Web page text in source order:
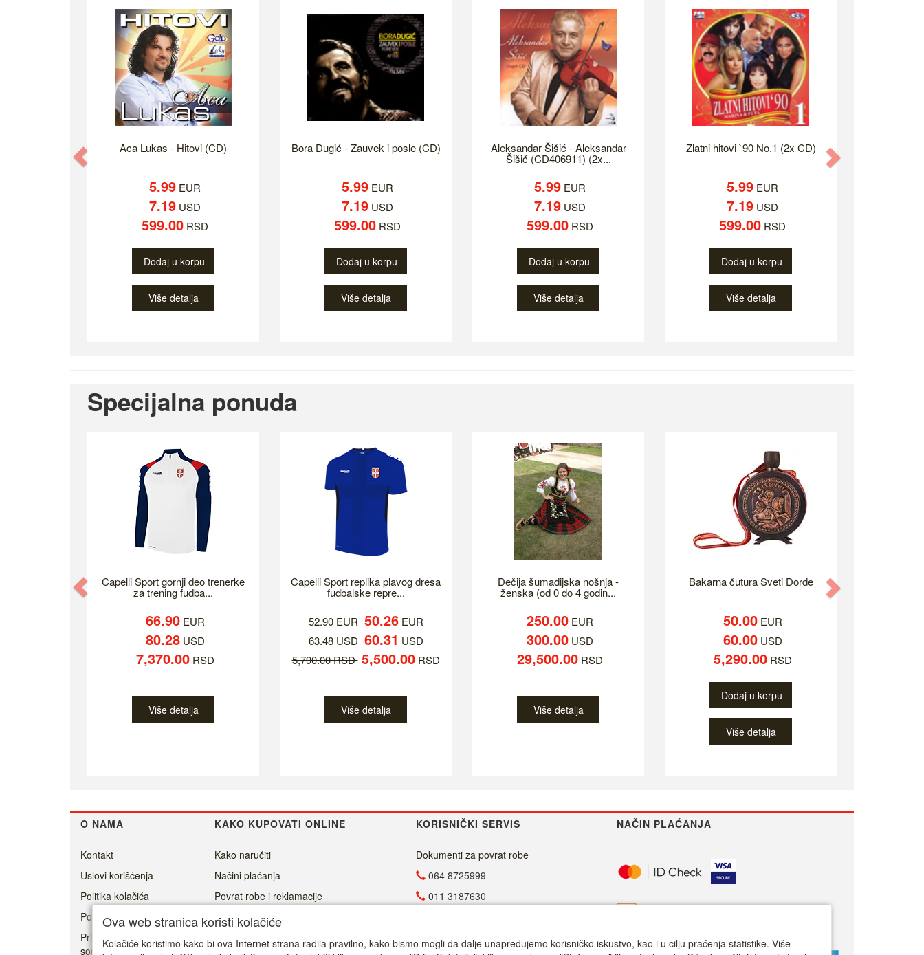
Aca Lukas - Hitovi (CD)
5.99 EUR
7.19 USD
599.00 RSD
Dodaj u korpu
Više detalja
Bora Dugić - Zauvek i posle (CD)
5.99 EUR
7.19 USD
599.00 RSD
Dodaj u korpu
Više detalja
Aleksandar Šišić - Aleksandar
Šišić (CD406911) (2x...
5.99 EUR
7.19 USD
599.00 RSD
Dodaj u korpu
Više detalja
Zlatni hitovi `90 No.1 (2x CD)
5.99 EUR
7.19 USD
599.00 RSD
Dodaj u korpu
Više detalja
Previous
Specijalna ponuda
Capelli Sport gornji deo trenerke
za trening fudba...
66.90EUR
80.28USD
7,370.00RSD
Više detalja
Capelli Sport replika plavog dresa
fudbalske repre...
52.90 EUR 50.26EUR
63.48 USD 60.31 USD
5,790.00 RSD 5,500.00RSD
Više detalja
Dečija šumadijska nošnja -
ženska (od 0 do 4 godin...
250.00 EUR
300.00 USD
29,500.00 RSD
Više detalja
Bakarna čutura Sveti Đorde
50.00EUR
60.00USD
5,290.00RSD
Dodaj u korpu
Više detalja
Previous
O NAMA KAKO KUPOVATI ONLINE KORISNIČKI SERVIS NAČIN PLAĆANJA
Kontakt
Uslovi korišćenja
Politika kolačića
Politika privatnosti
Prisoner's Dilemma -
social game
Kako naručiti
Načini plaćanja
Povrat robe i reklamacije
Isporuka
Dokumenti za povrat robe
064 8725999
011 3187630
info@malasrpskaprodavnica.com
Ova web stranica koristi kolačiće
Kolačiće koristimo kako bi ova Internet strana radila pravilno, kako bismo mogli da dalje unapređujemo korisničko iskustvo, kao i u cilju praćenja statistike. Više